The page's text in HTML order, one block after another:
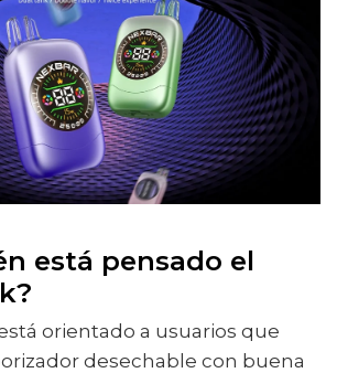
está pensado el
orientado a usuarios que
desechable con buena